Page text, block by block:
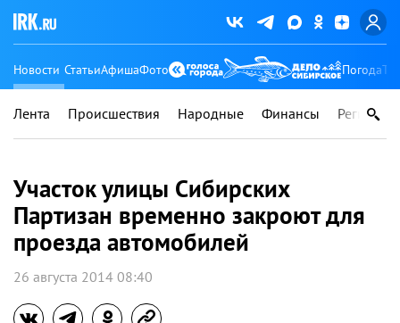
Новости СтатьиАфишаФото Погода
Лента Происшествия Народные Финансы Регионы
Участок улицы Сибирских
Партизан временно закроют для
проезда автомобилей
26 августа 2014 08:40